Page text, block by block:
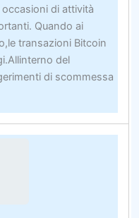
di attività
Quando ai
transazioni Bitcoin
del
di scommessa